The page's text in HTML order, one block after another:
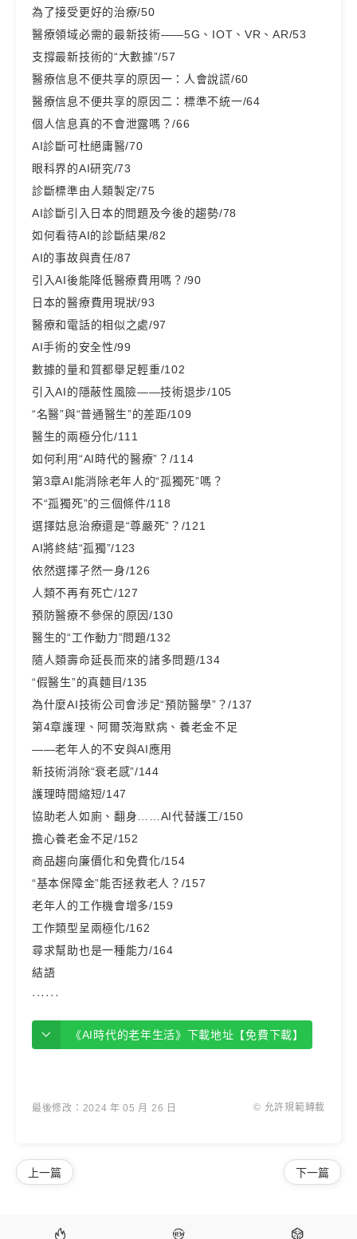
為了接受更好的治療/50
醫療領域必需的最新技術——5G、IOT、VR、AR/53
支撐最新技術的“大數據”/57
醫療信息不便共享的原因一：人會說謊/60
醫療信息不便共享的原因二：標準不統一/64
個人信息真的不會泄露嗎？/66
AI診斷可杜絕庸醫/70
眼科界的AI研究/73
診斷標準由人類製定/75
AI診斷引入日本的問題及今後的趨勢/78
如何看待AI的診斷結果/82
AI的事故與責任/87
引入AI後能降低醫療費用嗎？/90
日本的醫療費用現狀/93
醫療和電話的相似之處/97
AI手術的安全性/99
數據的量和質都舉足輕重/102
引入AI的隱蔽性風險——技術退步/105
“名醫”與“普通醫生”的差距/109
醫生的兩極分化/111
如何利用“AI時代的醫療”？/114
第3章AI能消除老年人的“孤獨死”嗎？
不“孤獨死”的三個條件/118
選擇姑息治療還是“尊嚴死”？/121
AI將終結“孤獨”/123
依然選擇孑然一身/126
人類不再有死亡/127
預防醫療不參保的原因/130
醫生的“工作動力”問題/132
隨人類壽命延長而來的諸多問題/134
“假醫生”的真麵目/135
為什麼AI技術公司會涉足“預防醫學”？/137
第4章護理、阿爾茨海默病、養老金不足
——老年人的不安與AI應用
新技術消除“衰老感”/144
護理時間縮短/147
協助老人如廁、翻身……AI代替護工/150
擔心養老金不足/152
商品趨向廉價化和免費化/154
“基本保障金”能否拯救老人？/157
老年人的工作機會增多/159
工作類型呈兩極化/162
尋求幫助也是一種能力/164
結語
······
《AI時代的老年生活》下載地址【免費下載】
最後修改：2024 年 05 月 26 日 © 允許規範轉載
下一篇
上一篇
  